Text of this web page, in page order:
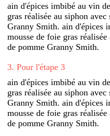
ain d'épices imbibé au vin
gras réalisée au siphon
Granny Smith. ain d'épices
mousse de foie gras
de pomme Granny Smith.
3. Pour l'étape 3
ain d'épices imbibé au vin
gras réalisée au siphon
Granny Smith. ain d'épices
mousse de foie gras
de pomme Granny Smith.